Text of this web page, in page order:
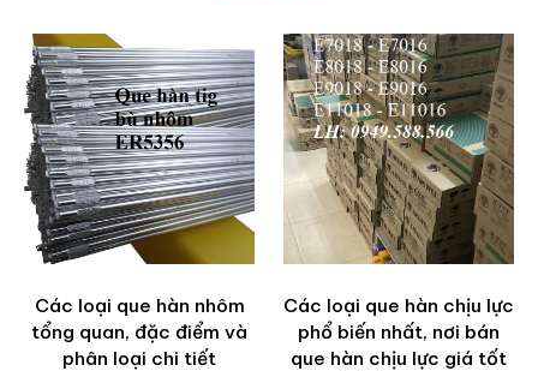
Các loại que hàn nhôm
tổng quan, đặc điểm và
phân loại chi tiết
Các loại que hàn chịu lực
phổ biến nhất, nơi bán
que hàn chịu lực giá tốt